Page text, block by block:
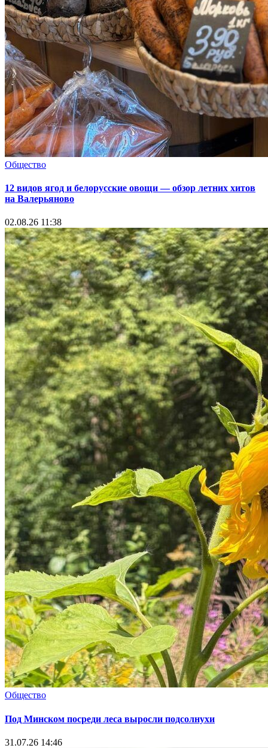
Общество
12 видов ягод и белорусские овощи — обзор летних хитов
на Валерьяново
02.08.26 11:38
Общество
Под Минском посреди леса выросли подсолнухи
31.07.26 14:46